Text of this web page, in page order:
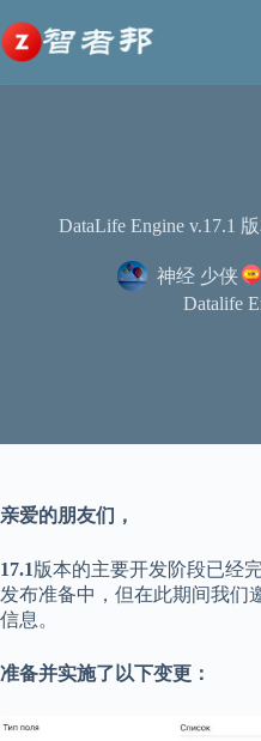
至
内
容
DataLife Engine v.17.1
神经 少侠
Datalife
亲爱的朋友们，
17.1版本的主要开发阶段已经
发布准备中，但在此期间我们
信息。
准备并实施了以下变更：